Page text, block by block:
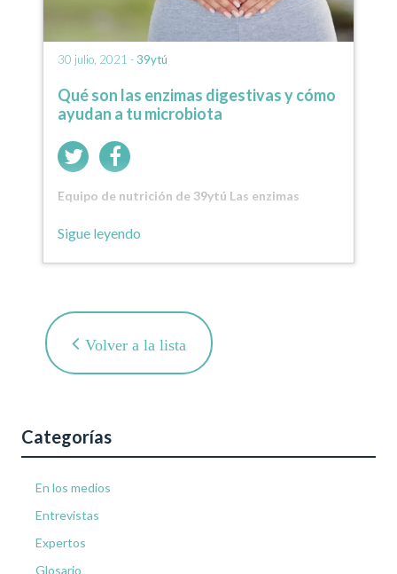
30 julio, 2021 - 39ytú
Qué son las enzimas digestivas y cómo
ayudan a tu microbiota
Equipo de nutrición de 39ytú Las enzimas
Sigue leyendo
Volver a la lista
Categorías
En los medios
Entrevistas
Expertos
Glosario